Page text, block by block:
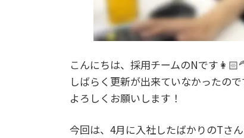
こんにちは、採用チームのNです
しばらく更新が出来ていなかったの
よろしくお願いします！
今回は、4月に入社したばかりのTさ